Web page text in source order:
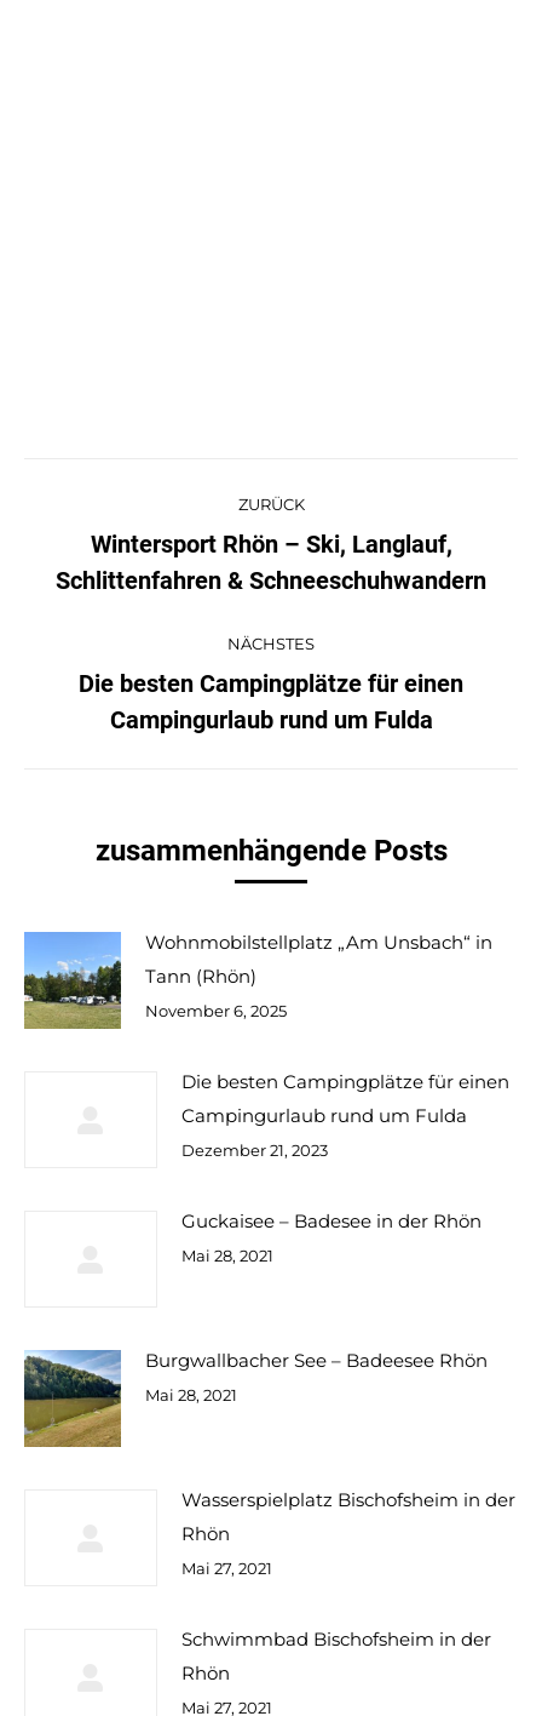
ZURÜCK
Wintersport Rhön – Ski, Langlauf,
Schlittenfahren & Schneeschuhwandern
NÄCHSTES
Die besten Campingplätze für einen
Campingurlaub rund um Fulda
zusammenhängende Posts
Wohnmobilstellplatz „Am Unsbach“ in
Tann (Rhön)
November 6, 2025
Die besten Campingplätze für einen
Campingurlaub rund um Fulda
Dezember 21, 2023
Guckaisee – Badesee in der Rhön
Mai 28, 2021
Burgwallbacher See – Badeesee Rhön
Mai 28, 2021
Wasserspielplatz Bischofsheim in der
Rhön
Mai 27, 2021
Schwimmbad Bischofsheim in der
Rhön
Mai 27, 2021